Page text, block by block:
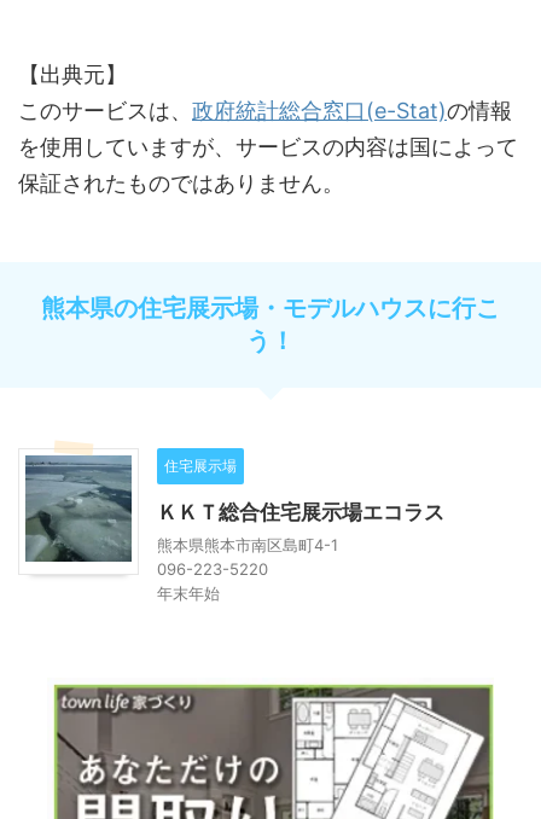
【出典元】
このサービスは、 政府統計総合窓口(e-Stat)の情報
を使用していますが、サービスの内容は国によって
保証されたものではありません。
熊本県の住宅展示場・モデルハウスに行こ
う！
住宅展示場
ＫＫＴ総合住宅展示場エコラス
熊本県熊本市南区島町4-1
096-223-5220
年末年始